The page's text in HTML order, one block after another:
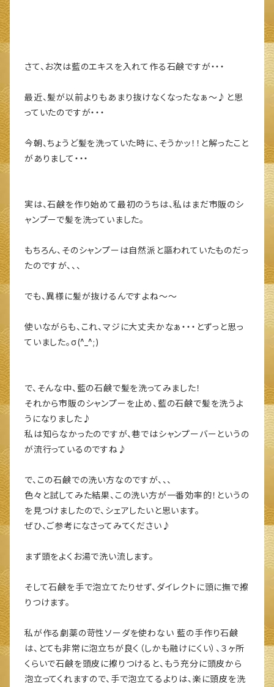
さて、お次は藍のエキスを入れて作る石鹸ですが・・・
最近、髪が以前よりもあまり抜けなくなったなぁ～♪と思
っていたのですが・・・
今朝、ちょうど髪を洗っていた時に、そうかッ！！と解ったこと
がありまして・・・
実は、石鹸を作り始めて最初のうちは、私はまだ市販のシ
ャンプーで髪を洗っていました。
もちろん、そのシャンプーは自然派と謳われていたものだっ
たのですが、、、
でも、異様に髪が抜けるんですよね～～
使いながらも、これ、マジに大丈夫かなぁ・・・とずっと思っ
ていました。σ(^_^;)
で、そんな中、藍の石鹸で髪を洗ってみました！
それから市販のシャンプーを止め、藍の石鹸で髪を洗うよ
うになりました♪
私は知らなかったのですが、巷ではシャンプーバーというの
が流行っているのですね♪
で、この石鹸での洗い方なのですが、、、
色々と試してみた結果、この洗い方が一番効率的！というの
を見つけましたので、シェアしたいと思います。
ぜひ、ご参考になさってみてください♪
まず頭をよくお湯で洗い流します。
そして石鹸を手で泡立てたりせず、ダイレクトに頭に撫で擦
りつけます。
私が作る劇薬の苛性ソーダを使わない 藍の手作り石鹸
は、とても非常に泡立ちが良く（しかも融けにくい）、３ヶ所
くらいで石鹸を頭皮に擦りつけると、もう充分に頭皮から
泡立ってくれますので、手で泡立てるよりは、楽に頭皮を洗